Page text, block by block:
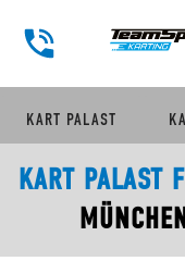
KART PALAST
KART PALAST